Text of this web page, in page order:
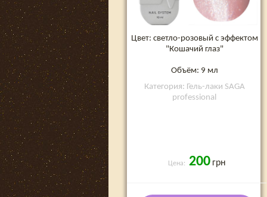
Цвет: светло-розовый с эффектом
"Кошачий глаз"
Объём: 9 мл
Категория: Гель-лаки SAGA
professional
Цена: 200 грн